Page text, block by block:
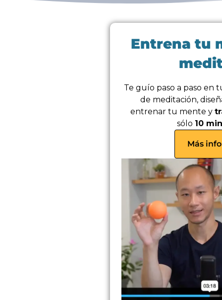
Entrena tu
Te guío paso a paso en
de meditación,
entrenar tu mente y
sólo 10
Más